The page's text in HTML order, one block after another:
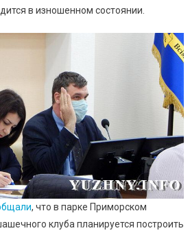
в изношенном состоянии.
, что в парке Приморском
клуба планируется построить